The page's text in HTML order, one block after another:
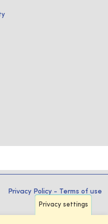
Privacy Policy - Terms of use
Privacy settings